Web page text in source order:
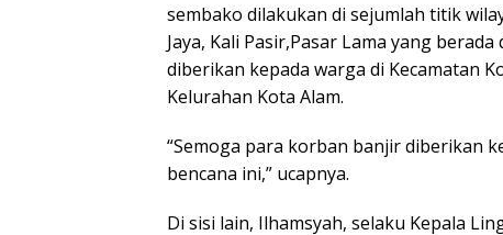
sembako dilakukan di sejumlah titik
Jaya, Kali Pasir,Pasar Lama yang
diberikan kepada warga di Kecamatan
Kelurahan Kota Alam.
“Semoga para korban banjir diberikan
bencana ini,” ucapnya.
Di sisi lain, Ilhamsyah, selaku Kepala